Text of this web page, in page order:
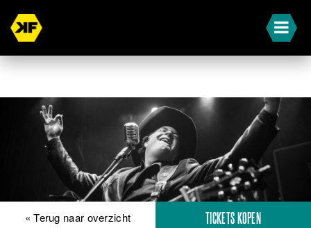
« Terug naar overzicht TICKETS KOPEN